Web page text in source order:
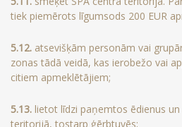
tiek piemērots līgumsods 200 EUR
5.12. atsevišķām personām vai
zonas tādā veidā, kas ierobežo vai
citiem apmeklētājiem;
5.13. lietot līdzi paņemtos ēdienus
teritorijā, tostarp ģērbtuvēs;